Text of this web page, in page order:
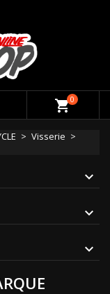
shopping_cart0
Visserie